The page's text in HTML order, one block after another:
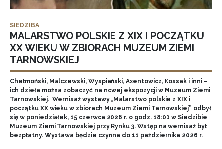
SIEDZIBA
MALARSTWO POLSKIE Z XIX I POCZĄTKU
XX WIEKU W ZBIORACH MUZEUM ZIEMI
TARNOWSKIEJ
Chełmoński, Malczewski, Wyspiański, Axentowicz, Kossak i inni –
ich dzieła można zobaczyć na nowej ekspozycji w Muzeum Ziemi
Tarnowskiej. Wernisaż wystawy „Malarstwo polskie z XIX i
początku XX wieku w zbiorach Muzeum Ziemi Tarnowskiej” odbył
się w poniedziałek, 15 czerwca 2026 r. o godz. 18:00 w Siedzibie
Muzeum Ziemi Tarnowskiej przy Rynku 3. Wstęp na wernisaż był
bezpłatny. Wystawa będzie czynna do 11 października 2026 r.